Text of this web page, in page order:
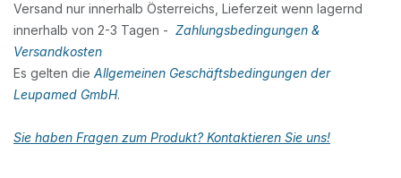
Versand nur innerhalb Österreichs, Lieferzeit wenn lagernd
innerhalb von 2-3 Tagen - Zahlungsbedingungen &
Versandkosten
Es gelten die Allgemeinen Geschäftsbedingungen der
Leupamed GmbH.
Sie haben Fragen zum Produkt? Kontaktieren Sie uns!